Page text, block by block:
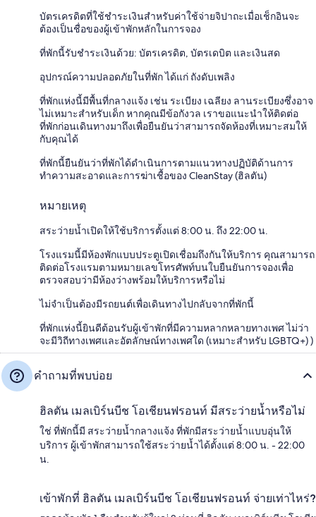
บัตรเครดิตที่ใช้ชำระเงินสำหรับค่าใช้จ่ายจิปาถะเมื่อเช็กอินจะ
ต้องเป็นชื่อของผู้เข้าพักหลักในการจอง
ที่พักนี้รับชำระเงินด้วย: บัตรเครดิต, บัตรเดบิต และเงินสด
อุปกรณ์ความปลอดภัยในที่พัก ได้แก่ ถังดับเพลิง
ที่พักแห่งนี้มีพื้นที่กลางแจ้ง เช่น ระเบียง เฉลียง ลานระเบียงซึ่งอาจ
ไม่เหมาะสำหรับเด็ก หากคุณมีข้อกังวล เราขอแนะนำให้ติดต่อ
ที่พักก่อนเดินทางมาถึงเพื่อยืนยันว่าสามารถจัดห้องที่เหมาะสมให้
กับคุณได้
ที่พักนี้ยืนยันว่าที่พักได้ดำเนินการตามแนวทางปฏิบัติด้านการ
ทำความสะอาดและการฆ่าเชื้อของ CleanStay (ฮิลตัน)
หมายเหตุ
สระว่ายน้ำเปิดให้ใช้บริการตั้งแต่ 8:00 น. ถึง 22:00 น.
โรงแรมนี้มีห้องพักแบบประตูเปิดเชื่อมถึงกันให้บริการ คุณสามารถ
ติดต่อโรงแรมตามหมายเลขโทรศัพท์บนใบยืนยันการจองเพื่อ
ตรวจสอบว่ามีห้องว่างพร้อมให้บริการหรือไม่
ไม่จำเป็นต้องมีรถยนต์เพื่อเดินทางไปกลับจากที่พักนี้
ที่พักแห่งนี้ยินดีต้อนรับผู้เข้าพักที่มีความหลากหลายทางเพศ ไม่ว่า
จะมีวิถีทางเพศและอัตลักษณ์ทางเพศใด (เหมาะสำหรับ LGBTQ+) )
คำถามที่พบบ่อย
ฮิลตัน เมลเบิร์นบีช โอเชียนฟรอนท์ มีสระว่ายน้ำหรือไม่
ใช่ ที่พักนี้มี สระว่ายน้ำกลางแจ้ง ที่พักมีสระว่ายน้ำแบบอุ่นให้
บริการ ผู้เข้าพักสามารถใช้สระว่ายน้ำได้ตั้งแต่ 8:00 น. - 22:00
น.
เข้าพักที่ ฮิลตัน เมลเบิร์นบีช โอเชียนฟรอนท์ จ่ายเท่าไหร่?